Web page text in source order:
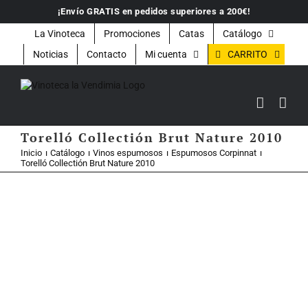
contenido
¡Envío GRATIS en pedidos superiores a 200€!
La Vinoteca Promociones Catas
Catálogo
Noticias
Contacto Mi cuenta CARRITO
Torelló Collectión Brut Nature 2010
Inicio Catálogo Vinos espumosos
Espumosos Corpinnat
Torelló Collectión Brut Nature 2010